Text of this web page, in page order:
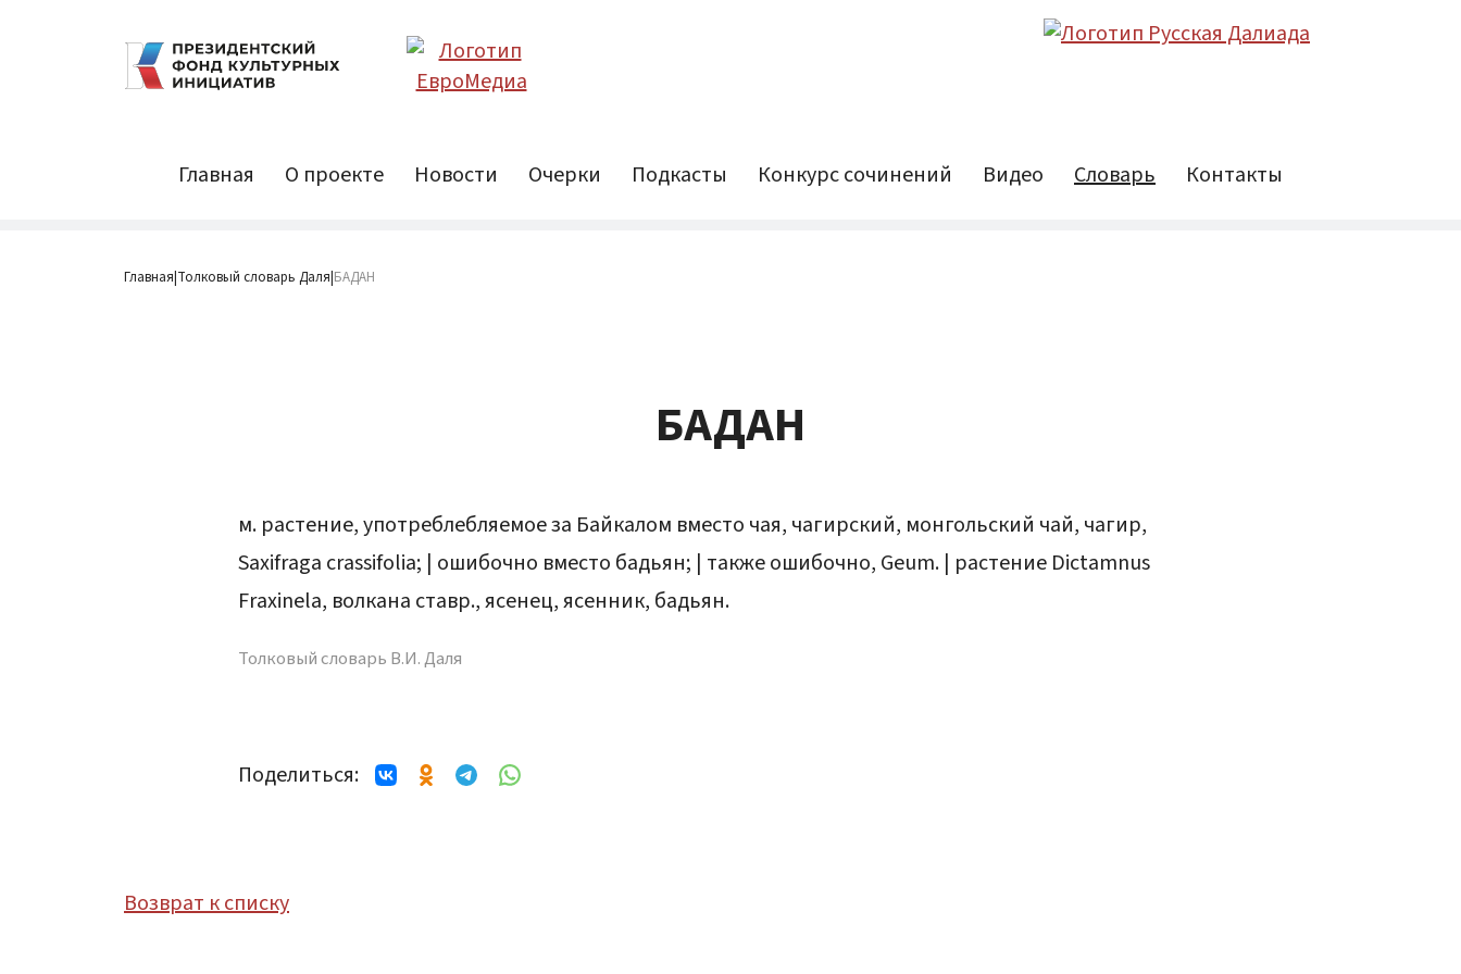
Главная О проекте Новости Очерки Подкасты Конкурс сочинений Видео Словарь Контакты
Главная|Толковый словарь Даля|БАДАН
БАДАН
м. растение, употреблебляемое за Байкалом вместо чая, чагирский, монгольский чай, чагир,
Saxifraga crassifolia; | ошибочно вместо бадьян; | также ошибочно, Geum. | растение Dictamnus
Fraxinela, волкана ставр., ясенец, ясенник, бадьян.
Толковый словарь В.И. Даля
Поделиться:
Возврат к списку